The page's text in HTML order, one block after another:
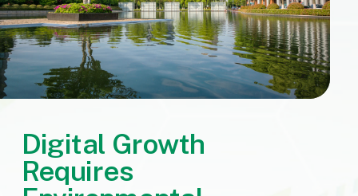
Digital Growth
Requires